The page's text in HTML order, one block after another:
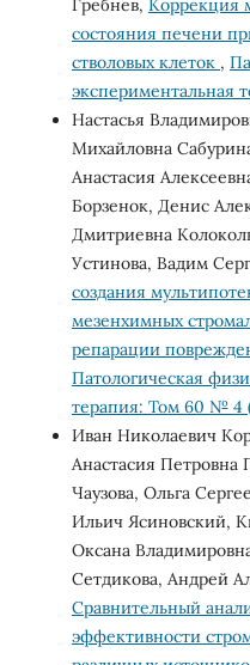
Гребнев, Коррекция
состояния печени
стволовых клеток ,
экспериментальная
Настасья
Михайловна
Анастасия
Борзенок, Денис
Дмитриевна
Устинова, Вадим
создания
мезенхимных
репарации
Патологическая
терапия: Том 60 № 4
Иван Николаевич
Анастасия Петровна
Чаузова, Ольга
Ильич Ясиновский,
Оксана
Сетдикова, Андрей
Сравнительный
эффективности